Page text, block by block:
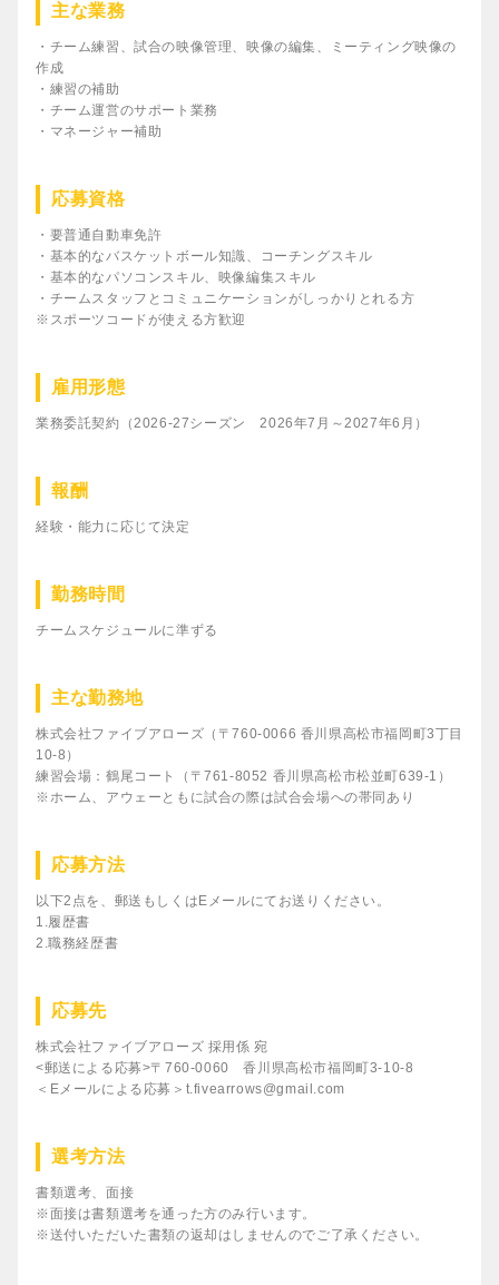
主な業務
・チーム練習、試合の映像管理、映像の編集、ミーティング映像の
作成
・練習の補助
・チーム運営のサポート業務
・マネージャー補助
応募資格
・要普通自動車免許
・基本的なバスケットボール知識、コーチングスキル
・基本的なパソコンスキル、映像編集スキル
・チームスタッフとコミュニケーションがしっかりとれる方
※スポーツコードが使える方歓迎
雇用形態
業務委託契約（2026-27シーズン 2026年7月～2027年6月）
報酬
経験・能力に応じて決定
勤務時間
チームスケジュールに準ずる
主な勤務地
株式会社ファイブアローズ（〒760-0066 香川県高松市福岡町3丁目
10-8）
練習会場：鶴尾コート（〒761-8052 香川県高松市松並町639-1）
※ホーム、アウェーともに試合の際は試合会場への帯同あり
応募方法
以下2点を、郵送もしくはEメールにてお送りください。
1.履歴書
2.職務経歴書
応募先
株式会社ファイブアローズ 採用係 宛
<郵送による応募>〒760-0060 香川県高松市福岡町3-10-8
＜Eメールによる応募＞t.fivearrows@gmail.com
選考方法
書類選考、面接
※面接は書類選考を通った方のみ行います。
※送付いただいた書類の返却はしませんのでご了承ください。